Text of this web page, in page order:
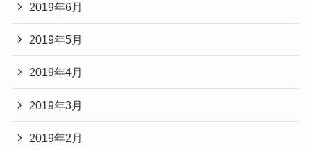
2019年6月
2019年5月
2019年4月
2019年3月
2019年2月